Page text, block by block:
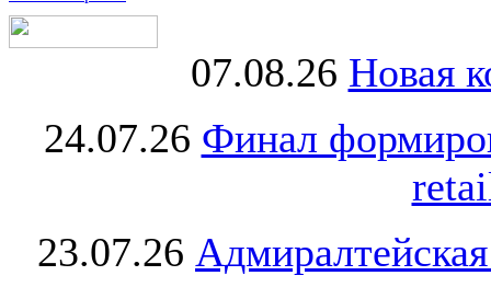
07.08.26 Новая
24.07.26 Финал
23.07.26